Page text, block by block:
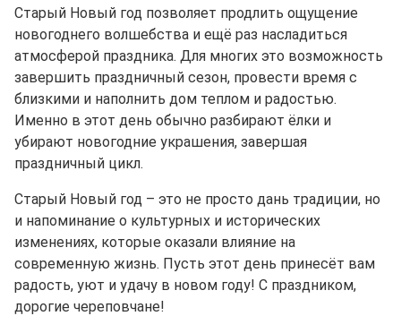
Старый Новый год позволяет продлить ощущение
новогоднего волшебства и ещё раз насладиться
атмосферой праздника. Для многих это возможность
завершить праздничный сезон, провести время с
близкими и наполнить дом теплом и радостью.
Именно в этот день обычно разбирают ёлки и
убирают новогодние украшения, завершая
праздничный цикл.
Старый Новый год – это не просто дань традиции, но
и напоминание о культурных и исторических
изменениях, которые оказали влияние на
современную жизнь. Пусть этот день принесёт вам
радость, уют и удачу в новом году! С праздником,
дорогие череповчане!